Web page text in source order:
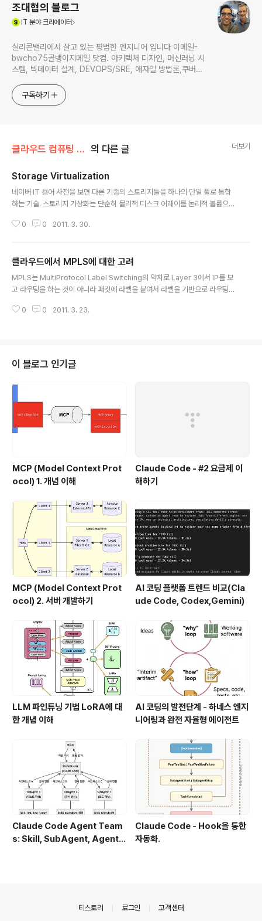
조대협의 블로그
IT 분야 크리에이터
실리콘밸리에서 살고 있는 평범한 엔지니어 입니다 이메일-
bwcho75골뱅이지메일 닷컴. 아키텍처 디자인, 머신러닝 시
스템, 빅데이터 설계, DEVOPS/SRE, 애자일 방법론,쿠버네
한 기술 멘토링과 강의 진행합니다. Linkedin :
https://www.linkedin.com/in/terrycho75/
구독하기
클라우드 컴퓨팅 & NoSQL/IaaS 클라우드 의 다른 글 더보기
Storage Virtualization
네이버 IT 용어 사전을 보면 다른 기종의 스토리지들을 하나의 단일 풀로 통합
하는 기술. 스토리지 가상화는 단순히 물리적 디스크 어레이를 논리적 볼륨으로
업, 복구의 단순화와 자동화, 구성의 단순화 등을 제공하는 스토리지 통합 관리
O) 절감 등의 효과를 얻을 수 있다. 출처 : http://terms.naver.com/item.nh
n?dirId=205&docId=26198 여러개의 Storage를 묶어서, 하나의 논리 S
torage로 묶어 주는 기술로, 다수 벤더에 의해서 제공..
0 0 2011. 3. 30.
클라우드에서 MPLS에 대한 고려
MPLS는 MultiProtocol Label Switching의 약자로 Layer 3에서 IP를 보
고 라우팅을 하는 것이 아니라 패킷에 라벨을 붙여서 라벨을 기반으로 라우팅을
아니라, ATM이나 Frame Relay와 같이 프로토콜 종류에 상관 없이 라우팅이
0 0 2011. 3. 23.
이 블로그 인기글
MCP (Model Context Prot
ocol) 1. 개념 이해
Claude Code - #2 요금제 이
해하기
MCP (Model Context Prot
ocol) 2. 서버 개발하기
AI 코딩 플랫폼 트렌드 비교(Cla
ude Code, Codex,Gemini)
LLM 파인튜닝 기법 LoRA에 대
한 개념 이해
AI 코딩의 발전단계 - 하네스 엔지
니어링과 완전 자율형 에이전트
Claude Code Agent Team
s: Skill, SubAgent, Agent T
Claude Code - Hook을 통한
자동화.
티스토리 로그인 고객센터